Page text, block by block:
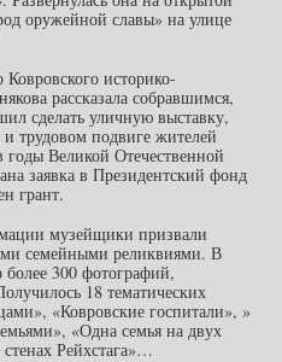
оружейной славы» на улице
историко-
рассказала собравшимся,
сделать уличную выставку,
и трудовом подвиге жителей
годы Великой Отечественной
заявка в Президентский фонд
грант.
музейщики призвали
семейными реликвиями. В
более 300 фотографий,
18 тематических
«Ковровские госпитали», »
«Одна семья на двух
Рейхстага»…